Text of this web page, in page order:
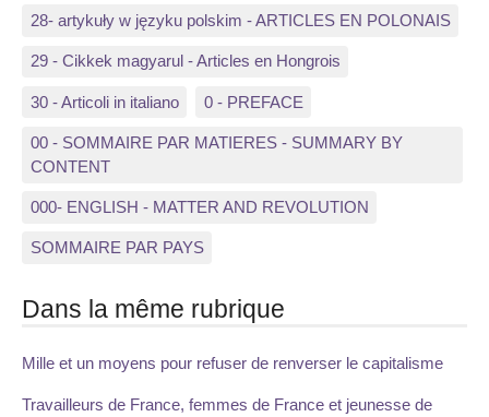
28- artykuły w języku polskim - ARTICLES EN POLONAIS
29 - Cikkek magyarul - Articles en Hongrois
30 - Articoli in italiano 0 - PREFACE
00 - SOMMAIRE PAR MATIERES - SUMMARY BY
CONTENT
000- ENGLISH - MATTER AND REVOLUTION
SOMMAIRE PAR PAYS
Dans la même rubrique
Mille et un moyens pour refuser de renverser le capitalisme
Travailleurs de France, femmes de France et jeunesse de